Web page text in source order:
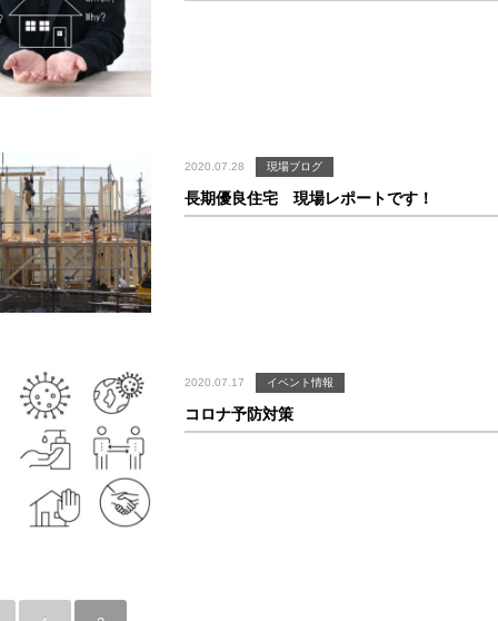
2020.07.28 現場ブログ
長期優良住宅 現場レポートです！
2020.07.17 イベント情報
コロナ予防対策